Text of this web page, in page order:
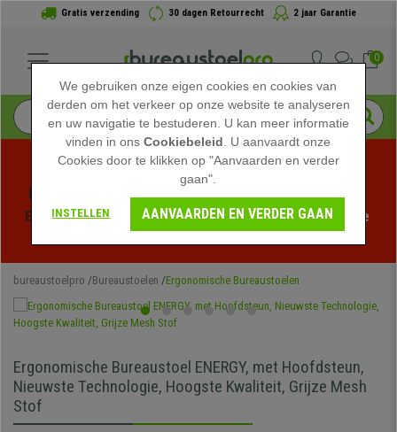
Gratis verzending 30 dagen Retourrecht 2 jaar Garantie
0
Profiteer van de Zomeruitverkoop bij bureaustoelpro!
Exclusieve kortingen voor een beperkte tijd - Bekijk de
bureaustoelpro Bureaustoelen Ergonomische Bureaustoelen
Ergonomische Bureaustoel ENERGY, met Hoofdsteun,
Nieuwste Technologie, Hoogste Kwaliteit, Grijze Mesh
Stof
We gebruiken onze eigen cookies en cookies van
derden om het verkeer op onze website te analyseren
en uw navigatie te bestuderen. U kan meer informatie
vinden in onsCookiebeleid . U aanvaardt onze
Cookies door te klikken op "Aanvaarden en verder
gaan".
INSTELLEN AANVAARDEN EN VERDER GAAN